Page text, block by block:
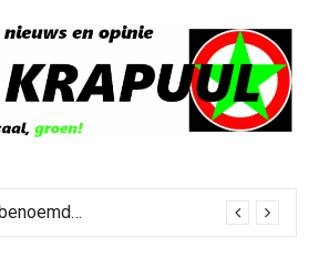
Todd Blanche benoemd tot Attorney General